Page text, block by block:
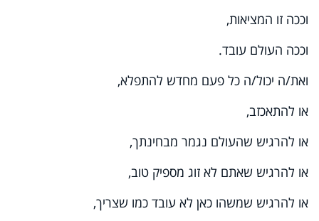
וככה זו המציאות,
וככה העולם עובד.
ואת/ה יכול/ה כל פעם מחדש להתפלא,
או להתאכזב,
או להרגיש שהעולם נגמר מבחינתך,
או להרגיש שאתם לא זוג מספיק טוב,
או להרגיש שמשהו כאן לא עובד כמו שצריך,